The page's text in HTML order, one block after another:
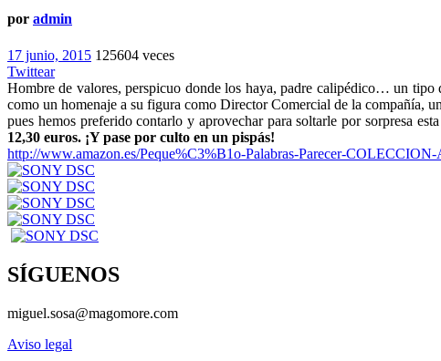
por admin
17 junio, 2015 125604 veces
Twittear
Hombre de valores, perspicuo donde los haya, padre calipédico… un tipo
como un homenaje a su figura como Director Comercial de la compañía,
pues hemos preferido contarlo y aprovechar para soltarle por sorpresa
12,30 euros. ¡Y pase por culto en un pispás!
http://www.amazon.es/Peque%C3%B1o-Palabras-Parecer-COLECCION-
SÍGUENOS
miguel.sosa@magomore.com
Aviso legal